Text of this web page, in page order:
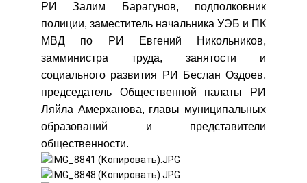
РИ Залим Барагунов, подполковник
полиции, заместитель начальника УЭБ и ПК
МВД по РИ Евгений Никольников,
замминистра труда, занятости и
социального развития РИ Беслан Оздоев,
председатель Общественной палаты РИ
Ляйла Амерханова, главы муниципальных
образований и представители
общественности.